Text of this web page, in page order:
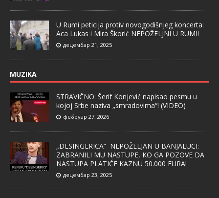
U Rumi peticija protiv novogodišnjeg koncerta:
Aca Lukas i Mira Škorić NEPOŽELJNI U RUMI!
децембар 21, 2025
MUZIKA
STRAVIČNO: Šerif Konjević napisao pesmu u
kojoj Srbe naziva „smradovima“! (VIDEO)
фебруар 27, 2026
„DESINGERICA“ NEPOŽELJAN U BANJALUCI:
ZABRANILI MU NASTUPE, KO GA POZOVE DA
NASTUPA PLATIĆE KAZNU 50.000 EURA!
децембар 23, 2025